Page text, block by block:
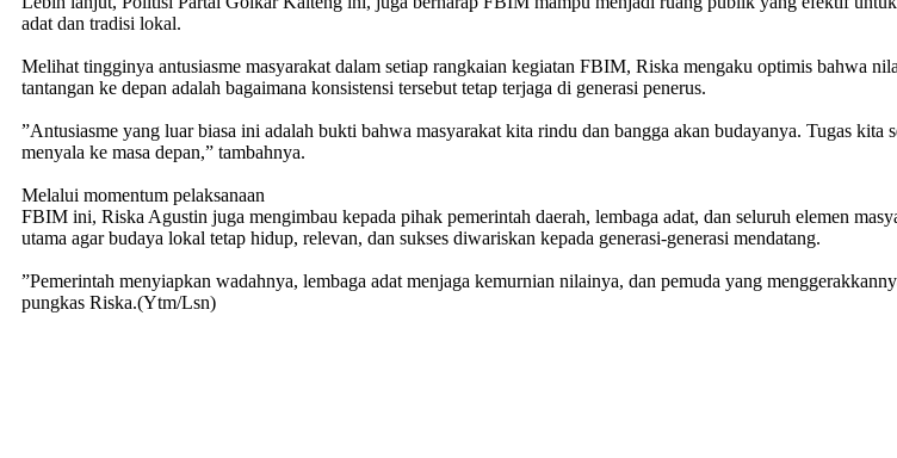
adat dan tradisi lokal.
​Melihat tingginya antusiasme masyarakat dalam setiap rangkaian kegiatan FBIM, Riska mengaku optimis bahwa
tantangan ke depan adalah bagaimana konsistensi tersebut tetap terjaga di generasi penerus.
​”Antusiasme yang luar biasa ini adalah bukti bahwa masyarakat kita rindu dan bangga akan budayanya. Tugas
menyala ke masa depan,” tambahnya.
​Melalui momentum pelaksanaan
FBIM ini, Riska Agustin juga mengimbau kepada pihak pemerintah daerah, lembaga adat, dan seluruh elemen
utama agar budaya lokal tetap hidup, relevan, dan sukses diwariskan kepada generasi-generasi mendatang.
​”Pemerintah menyiapkan wadahnya, lembaga adat menjaga kemurnian nilainya, dan pemuda yang
pungkas Riska.(Ytm/Lsn)